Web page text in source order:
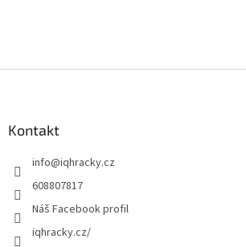
Kontakt
info@iqhracky.cz
608807817
Náš Facebook profil
iqhracky.cz/